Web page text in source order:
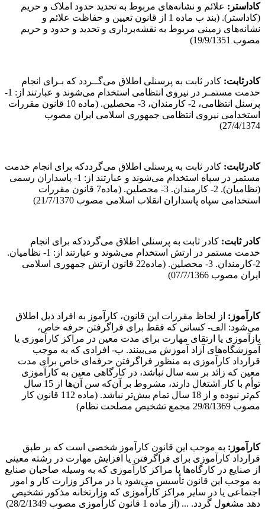
کاداستر : علائم و نشانه‌های مربوط به تحدید حدود املاک و حریم
(کاداستر). (بند ب ماده 1 از قانون تعیین و حفاظت علائم و
نشانه‌های زمینی مربوط به نقشه‌برداری و تحدید و حدود و حریم
مصوب 19/9/1351)
کادرثابت: کادر ثابت به پرسنلی اطلاق می‌گــردد که بـرای انجام
خدمت مستمـر در نیروی انتظامی استخدام می‌شوند و عبارتند از: 1-
پرسنل انتظامی، 2- کارمندان، 3- محصلین. (ماده 10 قانون مقررات
استخدامی نیروی انتظامی جمهوری اسلامی ایران مصوب
27/4/1374)
کادرثابت: کادر ثابت به پرسنلی اطلاق می‌گرددکه برای انجام خدمت
مستمر در سپاه استخدام می‌شوند و عبارتند از: 1- پاسداران رسمی
(نظامیان). 2- کارمندان. 3- محصلین. (ماده7 قانون مقررات
استخدامی سپاه پاسداران انقلاب اسلامی مصوب 21/7/1370)
کادر ثابت: کادر ثابت به پرسنلی اطلاق می‌گرددکه برای انجام
خدمت مستمر در ارتش استخدام می‌شوند و عبارتند از: 1- نظامیان.
2-کارمندان. 3- محصلین. (ماده22 قانون ارتش جمهوری اسلامی
ایران مصوب 07/7/1366)
کارآموز : از لحاظ مقررات این قانون، کارآموز به افراد ذیل اطلاق
می‌شود: الف- کسانی که فقط برای فراگرفتن حرفه خاص،
بازآموزی یا ارتقای مهارت برای مدت معین در مراکز کارآموزی یا
آموزشگاه‌های آزاد آموزش می‌بینند. ب- افرادی که به موجب
قرارداد کارآموزی به منظور فراگرفتن حرفه‌ای خاص برای مدت
معین که زائد بر سه سال نباشد، در کارگاهی معین به کارآموزی
توأم با کار اشتغال دارند، مشروط بر آن‌که سن آن‌ها از 15 سال
کم‌تر نبوده و از 18 سال تمام بیش‌تر نباشد. (ماده 112 قانون کار
مصوب 29/8/1369 مجمع تشخیص مصلحت نظام)
کارآموز : به موجب این قانون کارآموز شخصی است که بر طبق
قرارداد کارآموزی برای فراگرفتن یا افزایش مهارت در رشته معینی
از صنایع در کارگاه‌ها یا مراکز کارآموزی که به وسیله صاحبان صنایع
به موجب این قانون تأسیس می‌شود یا در مراکز وزارت کار و امور
اجتماعی یا در سایر مراکز کارآموزی که وزارتخانه مذکور تشخیص
دهد مشغول گردد. ... (از ماده 1 قانون کارآموزی مصوب 28/2/1349)